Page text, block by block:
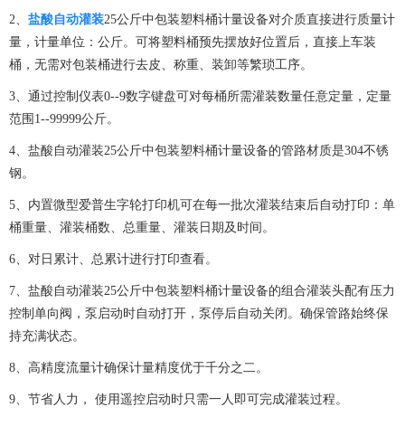
2、 盐酸自动灌装25公斤中包装塑料桶计量设备对介质直接进行质量计
量，计量单位：公斤。可将塑料桶预先摆放好位置后，直接上车装
桶，无需对包装桶进行去皮、称重、装卸等繁琐工序。
3、通过控制仪表0--9数字键盘可对每桶所需灌装数量任意定量，定量
范围1--99999公斤。
4、盐酸自动灌装25公斤中包装塑料桶计量设备的管路材质是304不锈
钢。
5、内置微型爱普生字轮打印机可在每一批次灌装结束后自动打印：单
桶重量、灌装桶数、总重量、灌装日期及时间。
6、对日累计、总累计进行打印查看。
7、盐酸自动灌装25公斤中包装塑料桶计量设备的组合灌装头配有压力
控制单向阀，泵启动时自动打开，泵停后自动关闭。确保管路始终保
持充满状态。
8、高精度流量计确保计量精度优于千分之二。
9、节省人力， 使用遥控启动时只需一人即可完成灌装过程。